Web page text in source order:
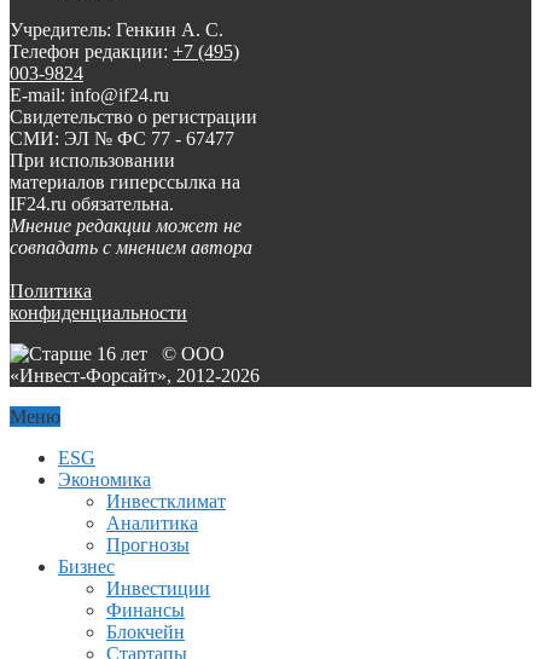
Учредитель: Генкин А. С.
Телефон редакции: +7 (495)
003-9824
E-mail: info@if24.ru
Свидетельство о регистрации
СМИ: ЭЛ № ФС 77 - 67477
При использовании
материалов гиперссылка на
IF24.ru обязательна.
Мнение редакции может не
совпадать с мнением автора
Политика
конфиденциальности
© ООО
«Инвест-Форсайт», 2012-2026
Меню
ESG
Экономика
Инвестклимат
Аналитика
Прогнозы
Бизнес
Инвестиции
Финансы
Блокчейн
Стартапы